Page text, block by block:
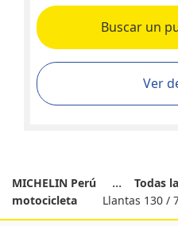
Buscar un
Ver
MICHELIN Perú
Todas
motocicleta
Llantas 130 /